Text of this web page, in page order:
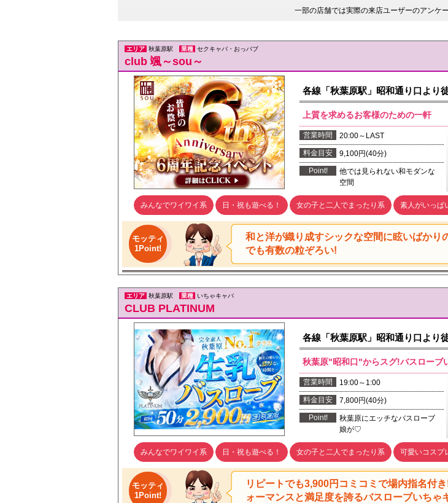
一部の店舗では実際の来店ユーザーのアンケ
エリア 秋葉原駅 業種 セクキャバ・おっパブ
club 颯～sou～
各線「秋葉原駅」昭和通り口より
上質を求めるお客様のための一軒
営業時間
20:00～LAST
料金目安
9,100円(40分)
Point!
他では見られない和モダンな
空間
みんなでワイワイ系 日・祝も遊べる！ 女の子と二人でまったり系 素人がいっぱ
モッティ
1Point!
和と洋が織り成すシックな空間に眩いばか
でも有数の粒ぞろい!
エリア 秋葉原駅 業種 いちゃキャバ
CLUB PLATINUM
各線「秋葉原駅」昭和通り口より
秋葉原"昭和口"からスグ!バスローブ
営業時間
19:00～1:00
料金目安
7,800円(40分)
Point!
秋葉原にエッチなバスローブ
娘が♡
みんなでワイワイ系 日・祝も遊べる！ 女の子と二人でまったり系 可愛いコスプ
モッティ
1Point!
リピートでも3,900円コミコミで場内指名付
ォーマンスと満足度を誇るバスローブいちゃ